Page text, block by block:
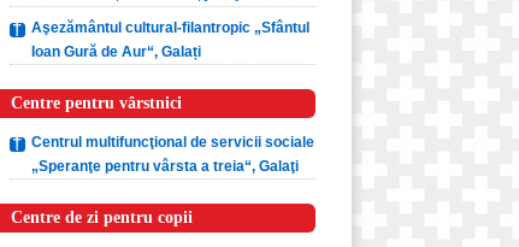
Aşezământul cultural-filantropic „Sfântul
Ioan Gură de Aur“, Galați
Centre pentru vârstnici
Centrul multifuncţional de servicii sociale
„Speranţe pentru vârsta a treia“, Galaţi
Centre de zi pentru copii